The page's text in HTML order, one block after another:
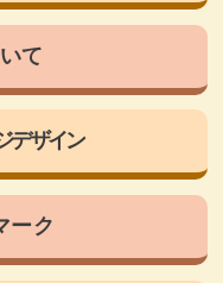
て
デザイン
ーク